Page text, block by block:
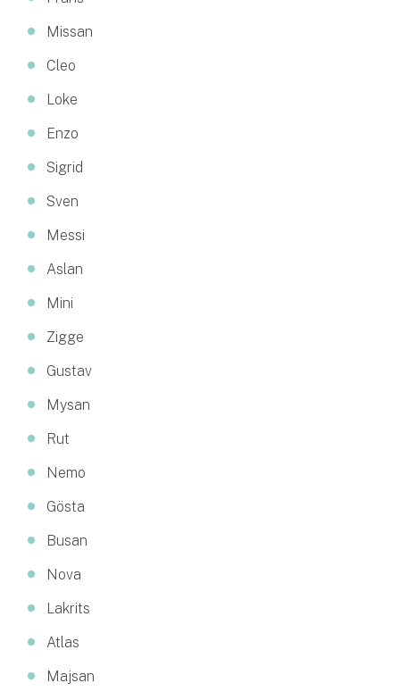
Missan
Cleo
Loke
Enzo
Sigrid
Sven
Messi
Aslan
Mini
Zigge
Gustav
Mysan
Rut
Nemo
Gösta
Busan
Nova
Lakrits
Atlas
Majsan